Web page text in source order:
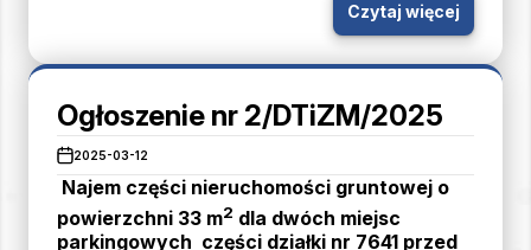
Czytaj więcej
Ogłoszenie nr 2/DTiZM/2025
2025-03-12
Najem części nieruchomości gruntowej o
powierzchni 33 m2 dla dwóch miejsc
parkingowych części działki nr 7641 przed